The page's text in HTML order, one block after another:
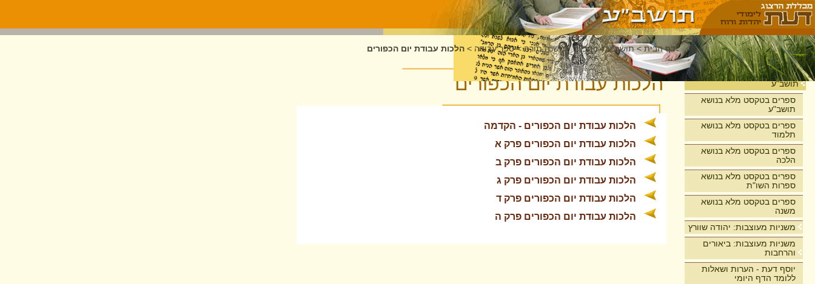
בית
תושב"ע
ספרים בטקסט מלא בנושא
תושב"ע
ספרים בטקסט מלא בנושא
תלמוד
ספרים בטקסט מלא בנושא
הלכה
ספרים בטקסט מלא בנושא
ספרות השו"ת
ספרים בטקסט מלא בנושא
משנה
משניות מעוצבות: יהודה שוורץ
משניות מעוצבות: ביאורים
והרחבות
יוסף דעת - הערות ושאלות
ללומד הדף היומי
דף הבית >תושב"ע >רמב"ם - משנה תורה>ספר עבודה > הלכות עבודת יום הכפורים
הלכות עבודת יום הכפורים
הלכות עבודת יום הכפורים - הקדמה
הלכות עבודת יום הכפורים פרק א
הלכות עבודת יום הכפורים פרק ב
הלכות עבודת יום הכפורים פרק ג
הלכות עבודת יום הכפורים פרק ד
הלכות עבודת יום הכפורים פרק ה